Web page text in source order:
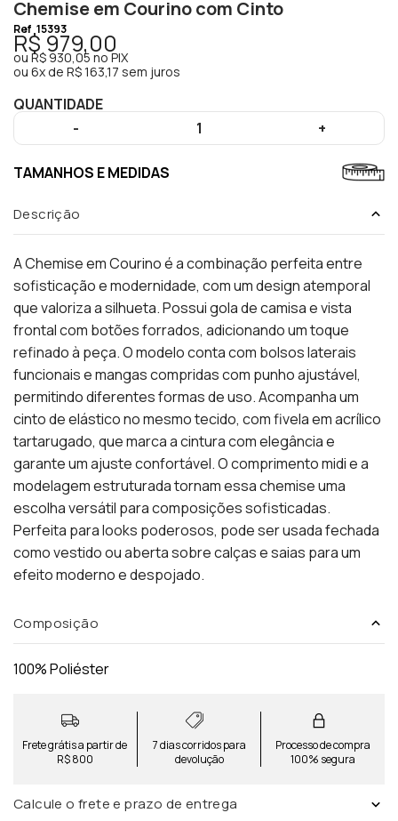
Chemise em Courino com Cinto
Ref 15393
R$ 979,00
ou R$ 930,05 no PIX
ou 6x de R$ 163,17 sem juros
QUANTIDADE
-
1 +
TAMANHOS E MEDIDAS
Descrição
A Chemise em Courino é a combinação perfeita entre
sofisticação e modernidade, com um design atemporal
que valoriza a silhueta. Possui gola de camisa e vista
frontal com botões forrados, adicionando um toque
refinado à peça. O modelo conta com bolsos laterais
funcionais e mangas compridas com punho ajustável,
permitindo diferentes formas de uso. Acompanha um
cinto de elástico no mesmo tecido, com fivela em acrílico
tartarugado, que marca a cintura com elegância e
garante um ajuste confortável. O comprimento midi e a
modelagem estruturada tornam essa chemise uma
escolha versátil para composições sofisticadas.
Perfeita para looks poderosos, pode ser usada fechada
como vestido ou aberta sobre calças e saias para um
efeito moderno e despojado.
Composição
100% Poliéster
Frete grátis a partir de
R$ 800
7 dias corridos para
devolução
Processo de compra
100% segura
Calcule o frete e prazo de entrega